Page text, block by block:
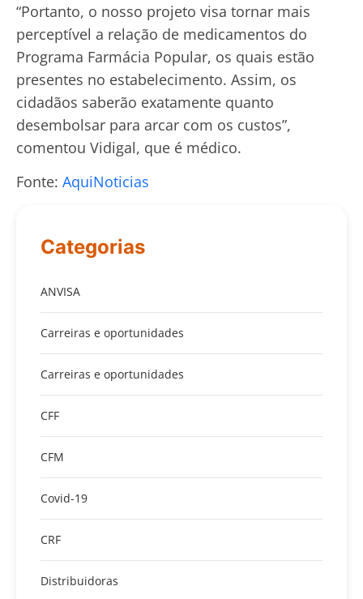
“Portanto, o nosso projeto visa tornar mais
perceptível a relação de medicamentos do
Programa Farmácia Popular, os quais estão
presentes no estabelecimento. Assim, os
cidadãos saberão exatamente quanto
desembolsar para arcar com os custos”,
comentou Vidigal, que é médico.
Fonte: AquiNoticias
Categorias
ANVISA
Carreiras e oportunidades
Carreiras e oportunidades
CFF
CFM
Covid-19
CRF
Distribuidoras